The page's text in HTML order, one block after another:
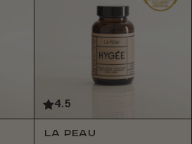
4.5
La Peau